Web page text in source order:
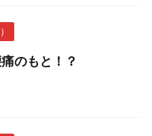
のもと！？